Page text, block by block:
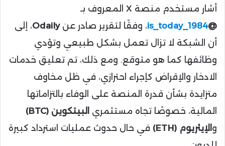
أشار مستخدم منصة X المعروف بـ
@
1984_is_today ، وفقًا لتقرير صادر عنOdaily، إلى
أن الشبكة لا تزال تعمل بشكل طبيعي وتؤدي
وظائفها كما هو متوقع. ومع ذلك، تم تعليق خدمات
الادخار والإقراض كإجراء احترازي، في ظل مخاوف
متزايدة بشأن قدرة المنصة على الوفاء بالتزاماتها
المالية، خصوصًا تجاه مستثمري البيتكوين (BTC)
و الإيثريوم (ETH)
في حال حدوث عمليات استرداد كبيرة